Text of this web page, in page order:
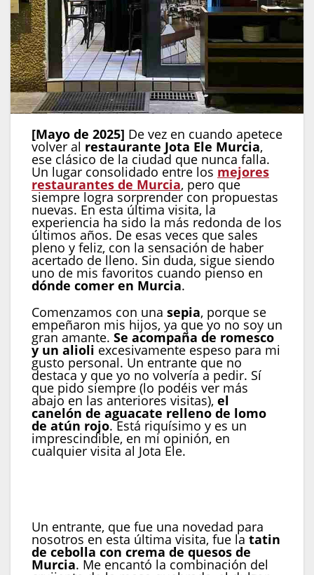
[Mayo de 2025] De vez en cuando apetece
volver al restaurante Jota Ele Murcia,
ese clásico de la ciudad que nunca falla.
Un lugar consolidado entre los mejores
restaurantes de Murcia, pero que
siempre logra sorprender con propuestas
nuevas. En esta última visita, la
experiencia ha sido la más redonda de los
últimos años. De esas veces que sales
pleno y feliz, con la sensación de haber
acertado de lleno. Sin duda, sigue siendo
uno de mis favoritos cuando pienso en
dónde comer en Murcia.
Comenzamos con una sepia, porque se
empeñaron mis hijos, ya que yo no soy un
gran amante. Se acompaña de romesco
y un alioli excesivamente espeso para mi
gusto personal. Un entrante que no
destaca y que yo no volvería a pedir. Sí
que pido siempre (lo podéis ver más
abajo en las anteriores visitas), el
canelón de aguacate relleno de lomo
de atún rojo. Está riquísimo y es un
imprescindible, en mi opinión, en
cualquier visita al Jota Ele.
Un entrante, que fue una novedad para
nosotros en esta última visita, fue la tatin
de cebolla con crema de quesos de
Murcia. Me encantó la combinación del